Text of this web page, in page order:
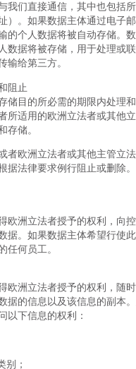
我们直接通信，其中也包括
）。如果数据主体通过电子
的个人数据将被自动存储。
数据将被存储，用于处理或
输给第三方。
阻止
储目的所必需的期限内处理
所适用的欧洲立法者或其他
存储。
者欧洲立法者或其他主管立
据法律要求例行阻止或删除。
欧洲立法者授予的权利，向
据。如果数据主体希望行使
任何员工。
欧洲立法者授予的权利，随
据的信息以及该信息的副本
以下信息的权利：
别；